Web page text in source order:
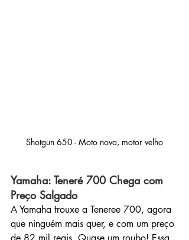
Shotgun 650 - Moto nova, motor velho
Yamaha: Teneré 700 Chega com
Preço Salgado
A Yamaha trouxe a Teneree 700, agora
que ninguém mais quer, e com um preço